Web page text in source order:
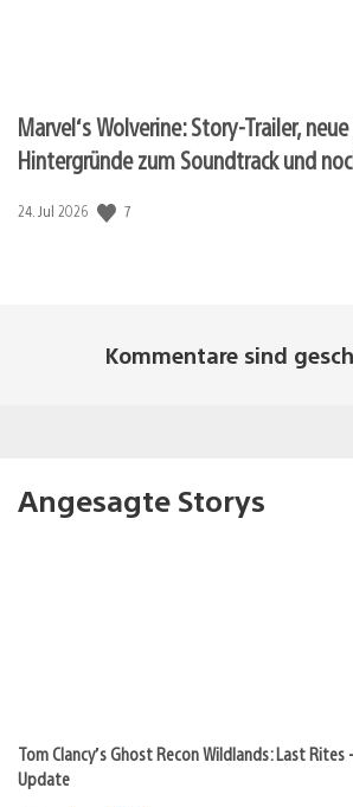
Marvel‘s Wolverine: Story-Trailer,
Hintergründe zum Soundtrack und
Veröffentlichungsdatum:
24. Jul 2026 7
Kommentare sind
Angesagte Storys
Tom Clancy’s Ghost Recon Wildlands: Last
Update